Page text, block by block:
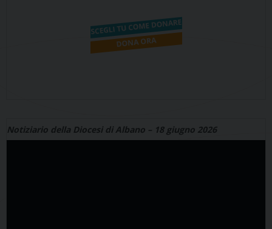
Notiziario della Diocesi di Albano – 18 giugno 2026